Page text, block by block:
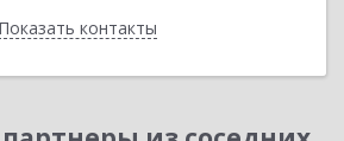
Показать контакты
Назад